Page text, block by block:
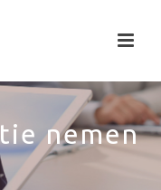
nemen